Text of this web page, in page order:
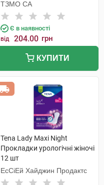
ТЗМО СА
Є в наявності
від 204.00 грн
КУПИТИ
Tena Lady Maxi Night
Прокладки урологічні жіночі
12 шт
ЕсСіЕй Хайджин Продактс